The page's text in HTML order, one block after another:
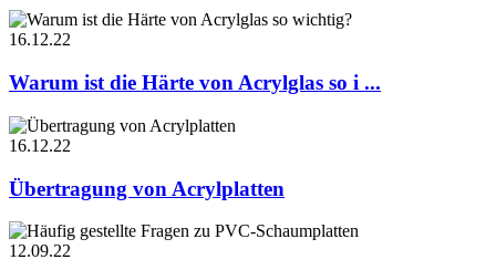
16.12.22
Warum ist die Härte von Acrylglas so i ...
16.12.22
Übertragung von Acrylplatten
12.09.22